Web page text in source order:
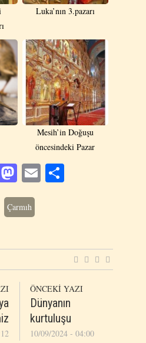
Luka’nın 3.pazarı
Mesih’in Doğuşu
öncesindeki Pazar
Mastodon
Email
Çarmıh
ÖNCEKİ YAZI
Dünyanın
kurtuluşu
10/09/2024 - 04:00